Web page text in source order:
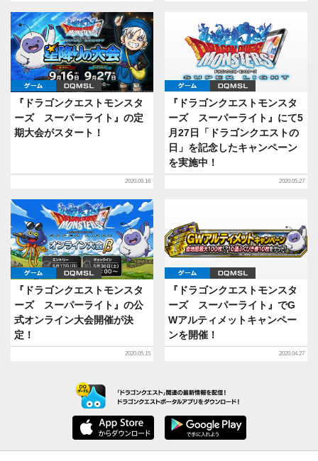
ゲーム DQMSL
『ドラゴンクエストモンスタ
ーズ スーパーライト』の定
期大会がスタート！
2020.09.16
ゲーム
『ドラゴンクエストモンスタ
ーズ スーパーライト』にて5
月27日「ドラゴンクエストの
日」を記念したキャンペーン
を実施中！
2020.05.27
ゲーム DQMSL
『ドラゴンクエストモンスタ
ーズ スーパーライト』の公
式オンライン大会開催が決
定！
2020.05.15
ゲーム
『ドラゴンクエストモンスタ
ーズ スーパーライト』でG
Wアルティメットキャンペー
ンを開催！
2020.04.27